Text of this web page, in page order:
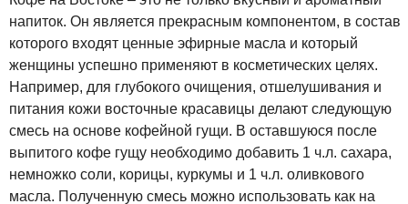
напиток. Он является прекрасным компонентом, в состав
которого входят ценные эфирные масла и который
женщины успешно применяют в косметических целях.
Например, для глубокого очищения, отшелушивания и
питания кожи восточные красавицы делают следующую
смесь на основе кофейной гущи. В оставшуюся после
выпитого кофе гущу необходимо добавить 1 ч.л. сахара,
немножко соли, корицы, куркумы и 1 ч.л. оливкового
масла. Полученную смесь можно использовать как на